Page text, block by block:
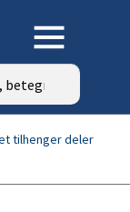
tilhenger deler